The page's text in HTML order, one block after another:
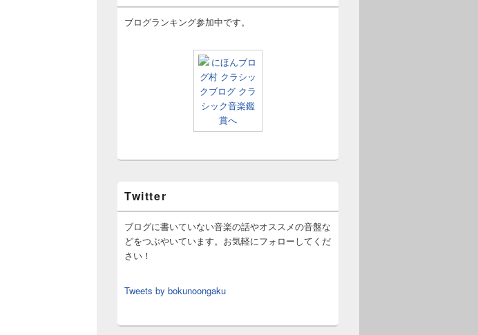
ブログランキング参加中です。
Twitter
ブログに書いていない音楽の話やオススメの音盤な
どをつぶやいています。お気軽にフォローしてくだ
さい！
Tweets by bokunoongaku